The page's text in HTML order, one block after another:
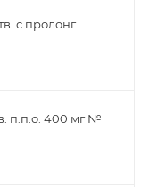
с пролонг.
п.п.о. 400 мг №